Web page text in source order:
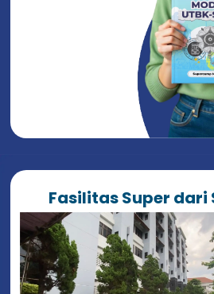
Fasilitas Super